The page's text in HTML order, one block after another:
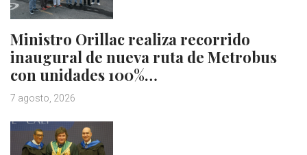
Ministro Orillac realiza recorrido
inaugural de nueva ruta de Metrobus
con unidades 100%…
7 agosto, 2026